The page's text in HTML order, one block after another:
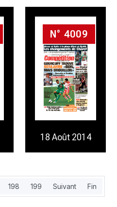
N° 4009
18 Août 2014
198 199 Suivant Fin